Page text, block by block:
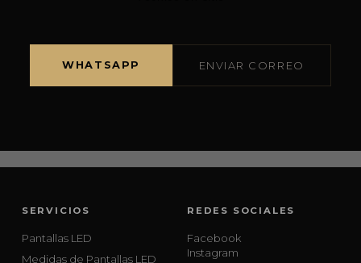
WHATSAPP ENVIAR CORREO
SERVICIOS
Pantallas LED
Medidas de Pantallas LED
REDES SOCIALES
Facebook
Instagram